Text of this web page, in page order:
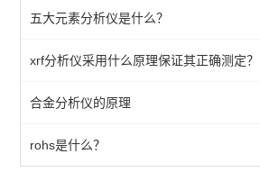
五大元素分析仪是什么？
xrf分析仪采用什么原理保证其正确测定？
合金分析仪的原理
rohs是什么？